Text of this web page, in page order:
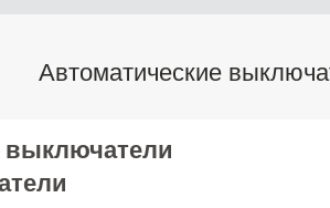
Автоматические
выключатели